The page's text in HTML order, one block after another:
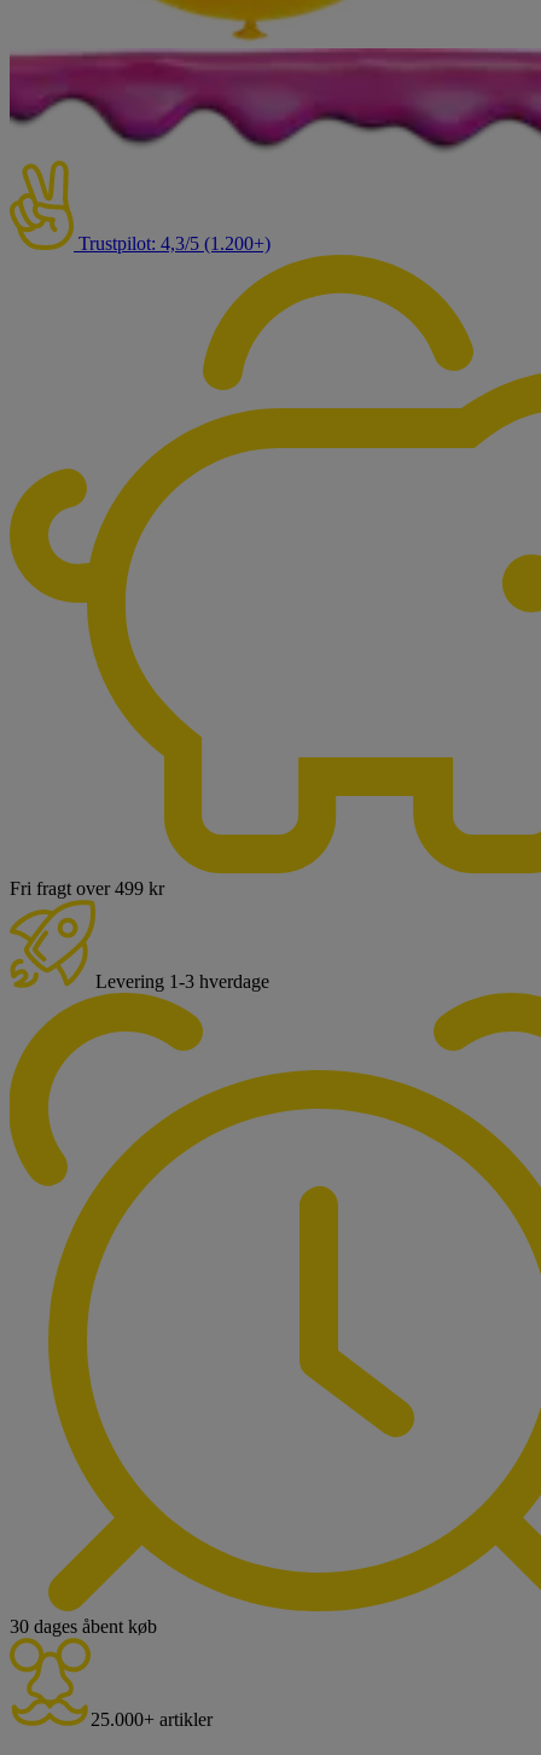
Trustpilot: 4,3/5 (1.200+)
Fri fragt over 499 kr
Levering 1-3 hverdage
30 dages åbent køb
25.000+ artikler